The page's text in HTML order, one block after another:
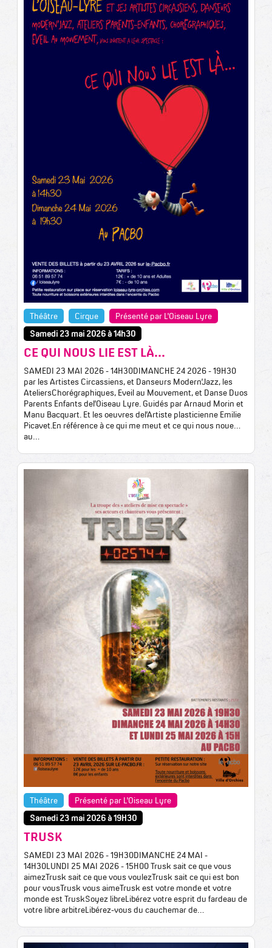
Théâtre Cirque
Présenté par L'Oiseau Lyre
Samedi 23 mai 2026 à 14h30
CE QUI NOUS LIE EST LÀ...
SAMEDI 23 MAI 2026 - 14H30DIMANCHE 24 2026 - 19H30
par les Artistes Circassiens, et Danseurs Modern’Jazz, les
AteliersChorégraphiques, Eveil au Mouvement, et Danse Duos
Parents Enfants del’Oiseau Lyre. Guidés par Arnaud Morin et
Manu Bacquart. Et les oeuvres del’Artiste plasticienne Emilie
Picavet.En référence à ce qui me meut et ce qui nous noue…
au…
Théâtre
Présenté par L'Oiseau Lyre
Samedi 23 mai 2026 à 19H30
TRUSK
SAMEDI 23 MAI 2026 - 19H30DIMANCHE 24 MAI -
14H30LUNDI 25 MAI 2026 - 15H00 Trusk sait ce que vous
aimezTrusk sait ce que vous voulezTrusk sait ce qui est bon
pour vousTrusk vous aimeTrusk est votre monde et votre
monde est TruskSoyez libreLibérez votre esprit du fardeau de
votre libre arbitreLibérez-vous du cauchemar de…